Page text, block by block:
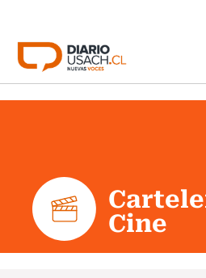
Click acá para ir directamente
Cultura
Programas Radio y TV
Cine